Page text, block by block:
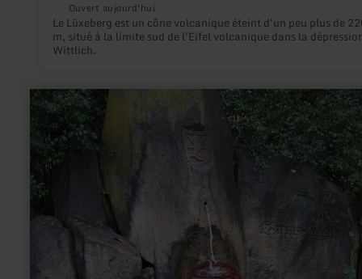
Ouvert aujourd'hui
Le Lüxeberg est un cône volcanique éteint d'un peu plus de
m, situé à la limite sud de l'Eifel volcanique dans la
Wittlich.
en
savoir
plus
sur
:
Burg-
Quelle